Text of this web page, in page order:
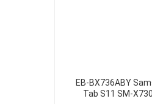
EB-BX736ABY
Tab S11 SM-